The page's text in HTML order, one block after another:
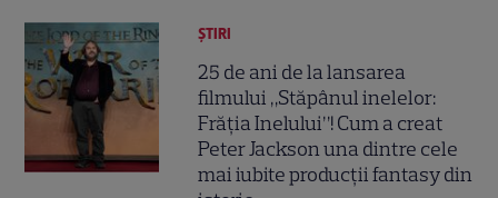
ȘTIRI
25 de ani de la lansarea
filmului „Stăpânul inelelor:
Frăția Inelului”! Cum a creat
Peter Jackson una dintre cele
mai iubite producții fantasy din